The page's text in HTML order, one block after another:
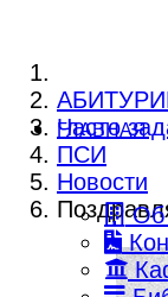
ГЛАВНАЯ
Об
Часто
ПСИ
Новости